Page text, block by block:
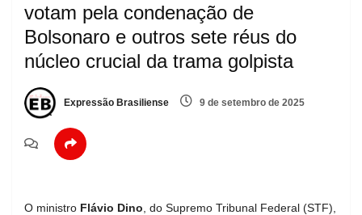
votam pela condenação de
Bolsonaro e outros sete réus do
núcleo crucial da trama golpista
Expressão Brasiliense 9 de setembro de 2025
O ministro Flávio Dino , do Supremo Tribunal Federal (STF),